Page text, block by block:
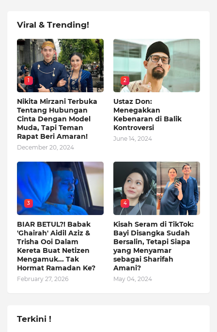
Viral & Trending!
1
Nikita Mirzani Terbuka
Tentang Hubungan
Cinta Dengan Model
Muda, Tapi Teman
Rapat Beri Amaran!
December 20, 2024
2
Ustaz Don:
Menegakkan
Kebenaran di Balik
Kontroversi
June 14, 2024
3
BIAR BETUL?! Babak
'Ghairah' Aidil Aziz &
Trisha Ooi Dalam
Kereta Buat Netizen
Mengamuk... Tak
Hormat Ramadan Ke?
February 27, 2026
4
Kisah Seram di TikTok:
Bayi Disangka Sudah
Bersalin, Tetapi Siapa
yang Menyamar
sebagai Sharifah
Amani?
May 04, 2024
Terkini !